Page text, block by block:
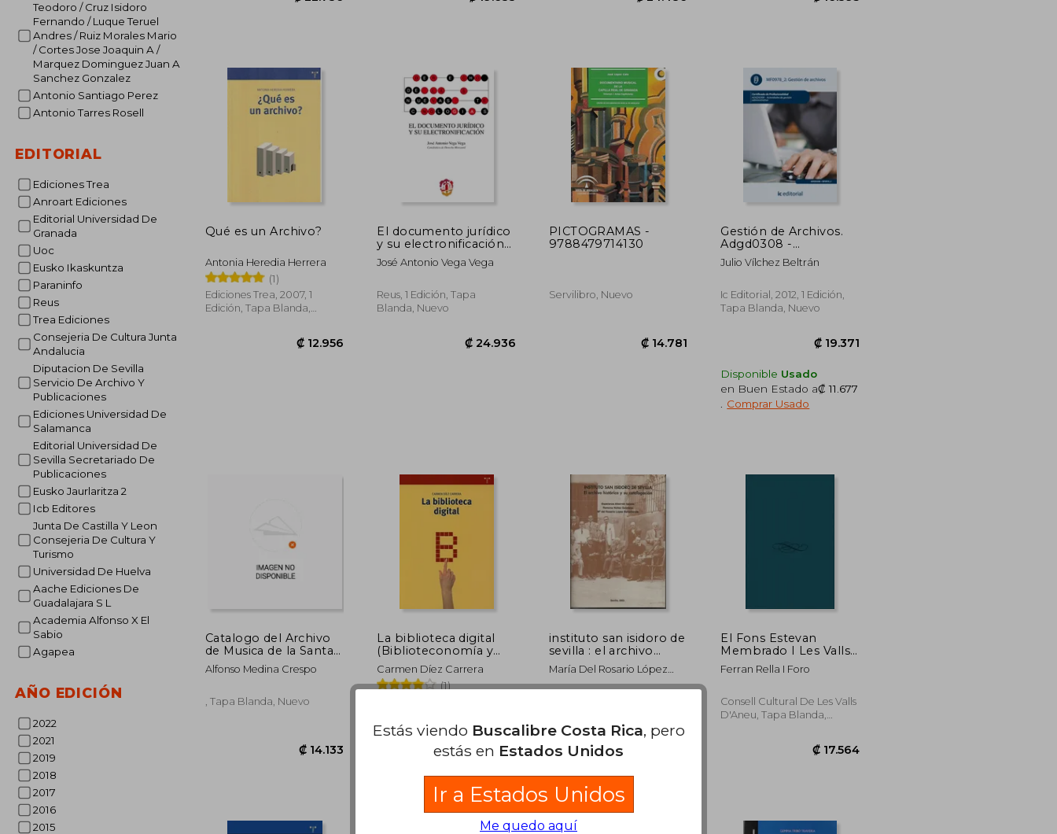
Teodoro / Cruz Isidoro
Fernando / Luque Teruel
Andres / Ruiz Morales Mario
/ Cortes Jose Joaquin A /
Marquez Dominguez Juan A
Sanchez Gonzalez
Antonio Santiago Perez
Antonio Tarres Rosell
EDITORIAL
Ediciones Trea
Anroart Ediciones
Editorial Universidad De
Granada
Uoc
Eusko Ikaskuntza
Paraninfo
Reus
Trea Ediciones
Consejeria De Cultura Junta
Andalucia
Diputacion De Sevilla
Servicio De Archivo Y
Publicaciones
Ediciones Universidad De
Salamanca
Editorial Universidad De
Sevilla Secretariado De
Publicaciones
Eusko Jaurlaritza 2
Icb Editores
Junta De Castilla Y Leon
Consejeria De Cultura Y
Turismo
Universidad De Huelva
Aache Ediciones De
Guadalajara S L
Academia Alfonso X El
Sabio
Agapea
AÑO EDICIÓN
2022
2021
2019
2018
2017
2016
2015
₡ 19.633 ₡ 24.486
Qué es un Archivo?
Antonia Heredia Herrera
(1)
Ediciones Trea, 2007, 1
Edición, Tapa Blanda,
El documento jurídico
y su electronificación
(Derecho de las
Nuevas Tecnologías)
José Antonio Vega Vega
Reus, 1 Edición, Tapa
Blanda, Nuevo
PICTOGRAMAS -
9788479714130
Servilibro, Nuevo
Gestión de Archivos.
Adgd0308 -
Actividades de Gestión
Administrativa
Julio Vílchez Beltrán
Ic Editorial, 2012, 1 Edición,
Tapa Blanda, Nuevo
Disponible Usado
en Buen Estado a₡ 11.677
Comprar Usado
Catalogo del Archivo
de Musica de la Santa
Iglesia Catedral de
Jaen. 1ª Edicion
Alfonso Medina Crespo
, Tapa Blanda, Nuevo
La biblioteca digital
(Biblioteconomía y
Administración
Cultural)
Carmen Díez Carrera
(1)
instituto san isidoro de
sevilla : el archivo
histórico y su
catalogación
María Del Rosario López
Bahamonte
El Fons Estevan
Membrado I Les Valls
D'aneu
Ferran Rella I Foro
Consell Cultural De Les Valls
D'Aneu, Tapa Blanda,
Estás viendo Buscalibre Costa Rica, pero
estás en Estados Unidos
Ir a Estados Unidos
Me quedo aquí